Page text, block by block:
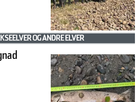
OG ANDRE ELVER